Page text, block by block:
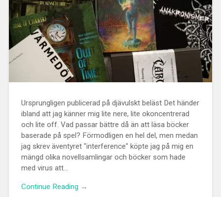
Ursprungligen publicerad på djävulskt beläst Det händer
ibland att jag känner mig lite nere, lite okoncentrerad
och lite off. Vad passar bättre då än att läsa böcker
baserade på spel? Förmodligen en hel del, men medan
jag skrev äventyret "interference" köpte jag på mig en
mängd olika novellsamlingar och böcker som hade
med virus att...
Continue Reading →